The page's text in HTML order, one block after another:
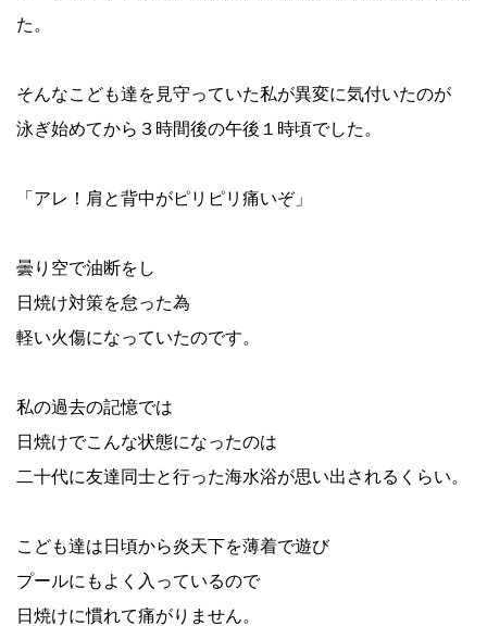
た。
そんなこども達を見守っていた私が異変に気付いたのが
泳ぎ始めてから３時間後の午後１時頃でした。
「アレ！肩と背中がピリピリ痛いぞ」
曇り空で油断をし
日焼け対策を怠った為
軽い火傷になっていたのです。
私の過去の記憶では
日焼けでこんな状態になったのは
二十代に友達同士と行った海水浴が思い出されるくらい。
こども達は日頃から炎天下を薄着で遊び
プールにもよく入っているので
日焼けに慣れて痛がりません。